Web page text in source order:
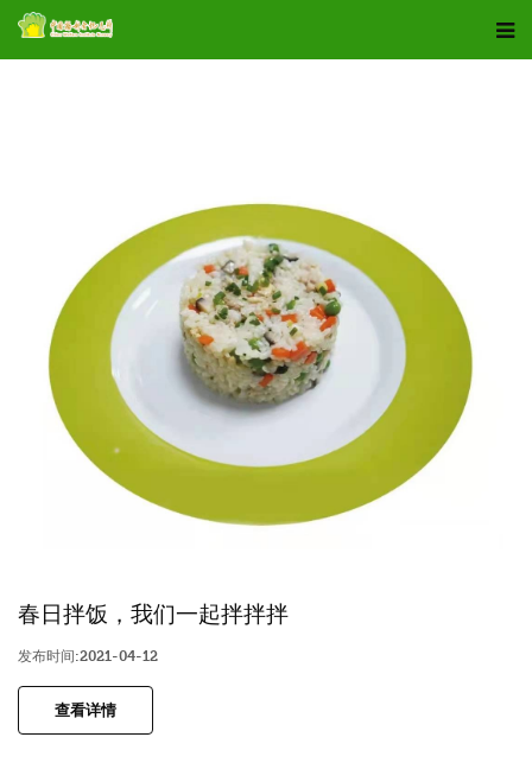
小姜叔叔膳食工坊
春日拌饭，我们一起拌拌拌
发布时间:2021-04-12
查看详情